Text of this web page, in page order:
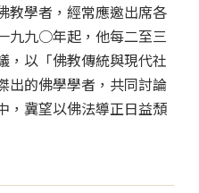
學者，經常應邀出席各
九九○年起，他每二至三
，以「佛教傳統與現代社
出的佛學學者，共同討論
，冀望以佛法導正日益頹